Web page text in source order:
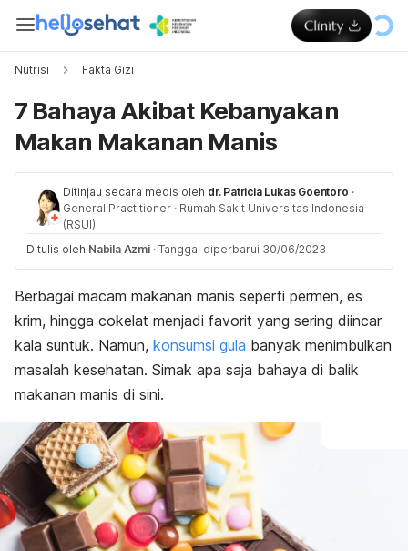
Nutrisi Fakta Gizi
7 Bahaya Akibat Kebanyakan
Makan Makanan Manis
Ditinjau secara medis oleh dr. Patricia Lukas Goentoro ·
General Practitioner · Rumah Sakit Universitas Indonesia
(RSUI)
Ditulis oleh Nabila Azmi · Tanggal diperbarui 30/06/2023
Berbagai macam makanan manis seperti permen, es
krim, hingga cokelat menjadi favorit yang sering diincar
kala suntuk. Namun, konsumsi gula banyak menimbulkan
masalah kesehatan. Simak apa saja bahaya di balik
makanan manis di sini.